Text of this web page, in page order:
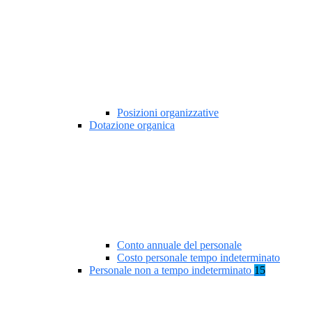
Posizioni organizzative
Dotazione organica
Conto annuale del personale
Costo personale tempo indeterminato
Personale non a tempo indeterminato 15